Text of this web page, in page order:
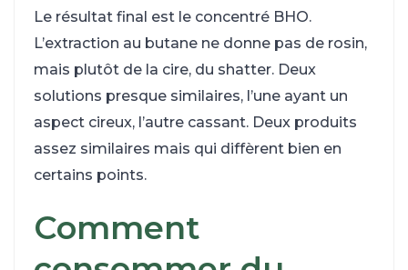
Le résultat final est le concentré BHO.
L’extraction au butane ne donne pas de rosin,
mais plutôt de la cire, du shatter. Deux
solutions presque similaires, l’une ayant un
aspect cireux, l’autre cassant. Deux produits
assez similaires mais qui diffèrent bien en
certains points.
Comment